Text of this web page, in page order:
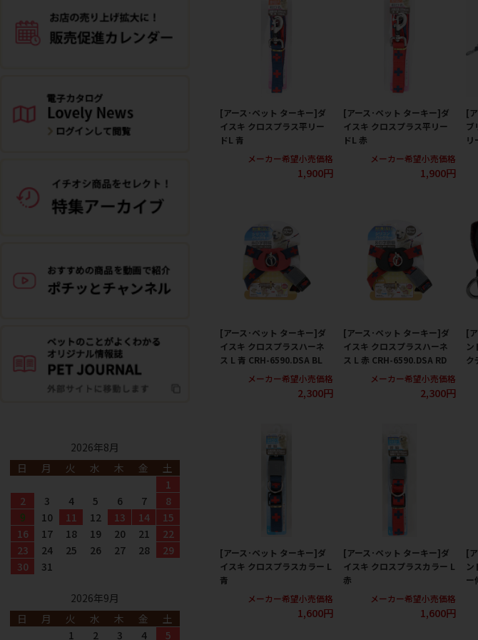
[アース･ペット ターキー]ダ
イスキ クロスプラス平リー
ドL 青
メーカー希望小売価格
1,900円
[アース･ペット ターキー]ダ
イスキ クロスプラス平リー
ドL 赤
メーカー希望小売価格
1,900円
[
ブ
リ
[アース･ペット ターキー]ダ
イスキ クロスプラスハーネ
ス L 青 CRH-6590.DSA BL
メーカー希望小売価格
2,300円
[アース･ペット ターキー]ダ
イスキ クロスプラスハーネ
ス L 赤 CRH-6590.DSA RD
メーカー希望小売価格
2,300円
[
ン
ク
[アース･ペット ターキー]ダ
イスキ クロスプラスカラー L
青
メーカー希望小売価格
1,600円
[アース･ペット ターキー]ダ
イスキ クロスプラスカラー L
赤
メーカー希望小売価格
1,600円
[
ン
ー
2026年8月
日
月 火 水 木 金
土
1
2
3 4 5 6 7
8
9
10 11 12 13 14
15
16
17 18 19 20 21
22
23
24 25 26 27 28
29
30
31
2026年9月
日
月 火 水 木 金
土
1
2 3 4 5